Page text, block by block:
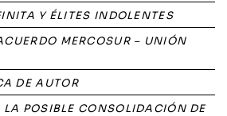
Y ÉLITES INDOLENTES
MERCOSUR – UNIÓN
DE AUTOR
POSIBLE CONSOLIDACIÓN DE